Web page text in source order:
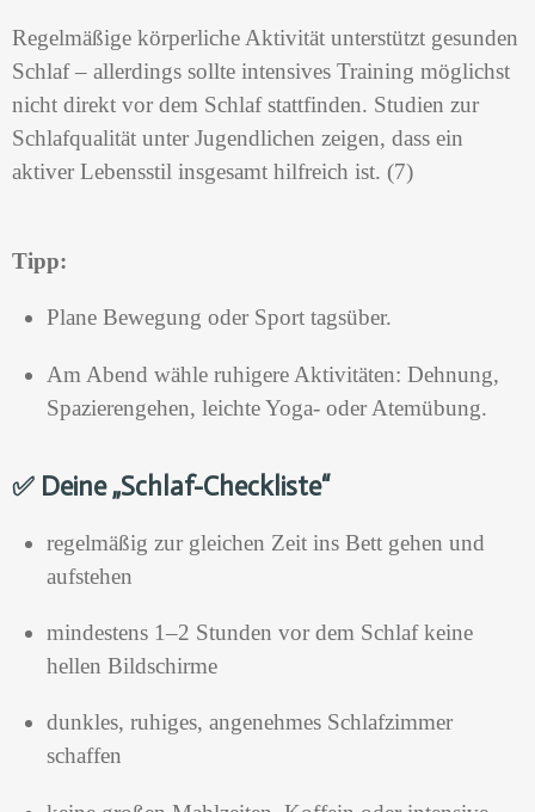
Regelmäßige körperliche Aktivität unterstützt gesunden
Schlaf – allerdings sollte intensives Training möglichst
nicht direkt vor dem Schlaf stattfinden. Studien zur
Schlafqualität unter Jugendlichen zeigen, dass ein
aktiver Lebensstil insgesamt hilfreich ist. (7)
Tipp:
Plane Bewegung oder Sport tagsüber.
Am Abend wähle ruhigere Aktivitäten: Dehnung,
Spazierengehen, leichte Yoga- oder Atemübung.
✅ Deine „Schlaf-Checkliste“
regelmäßig zur gleichen Zeit ins Bett gehen und
aufstehen
mindestens 1–2 Stunden vor dem Schlaf keine
hellen Bildschirme
dunkles, ruhiges, angenehmes Schlafzimmer
schaffen